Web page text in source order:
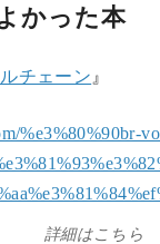
かった本
チェーン 』
%e3%80%90br-
詳細はこちら